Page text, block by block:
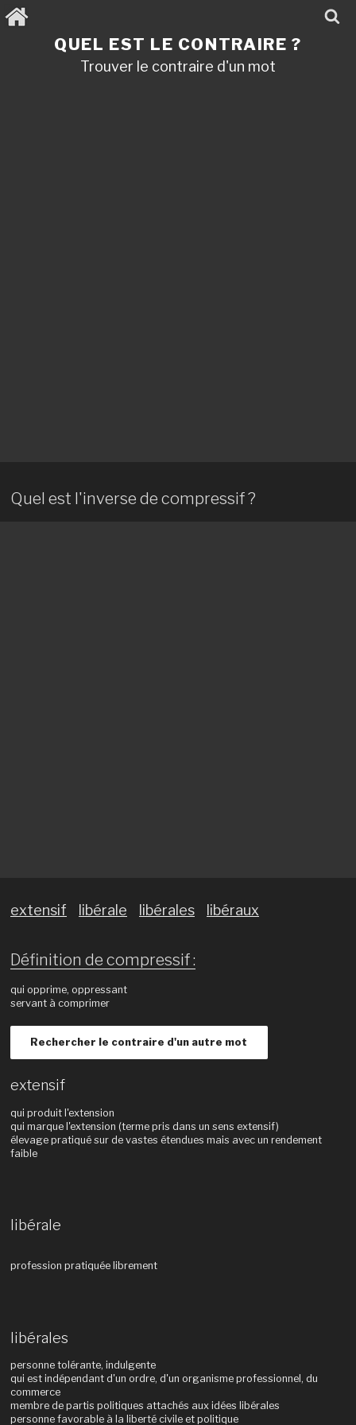
Aller
au
QUEL EST LE CONTRAIRE ?
Trouver le contraire d'un mot
Quel est l'inverse de compressif ?
extensif libérale libérales libéraux
Définition de compressif :
qui opprime, oppressant
servant à comprimer
Rechercher le contraire d'un autre mot
extensif
qui produit l'extension
qui marque l'extension (terme pris dans un sens extensif)
élevage pratiqué sur de vastes étendues mais avec un rendement
faible
libérale
profession pratiquée librement
libérales
personne tolérante, indulgente
qui est indépendant d'un ordre, d'un organisme professionnel, du
commerce
membre de partis politiques attachés aux idées libérales
personne favorable à la liberté civile et politique